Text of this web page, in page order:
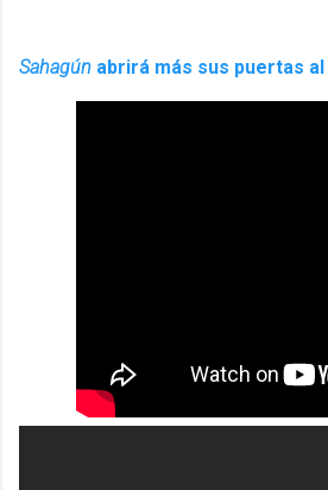
Sahagún abrirá más sus puertas al